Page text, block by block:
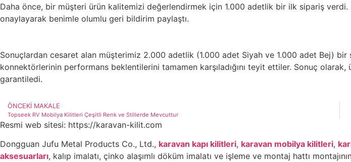
Daha önce, bir müşteri ürün kalitemizi değerlendirmek için 1.000 adetlik bir ilk sipariş verdi.
onaylayarak benimle olumlu geri bildirim paylaştı.
Sonuçlardan cesaret alan müşterimiz 2.000 adetlik (1.000 adet Siyah ve 1.000 adet Bej)
konnektörlerinin performans beklentilerini tamamen karşıladığını teyit ettiler. Sonuç
garantiledi.
ÖNCEKI MAKALE
Topseek RV Mobilya Kilitleri Çeşitli Renk ve Stillerde Mevcuttur
Resmi web sitesi: https://karavan-kilit.com
Dongguan Jufu Metal Products Co., Ltd., karavan kapı kilitleri, karavan mobilya kilitleri,
aksesuarları, kalıp imalatı, çinko alaşımlı döküm imalatı ve işleme ve montaj hattı